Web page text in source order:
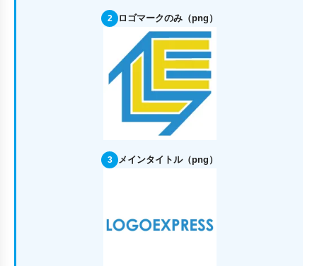
2 ロゴマークのみ（png）
3 メインタイトル（png）